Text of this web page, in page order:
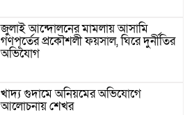
জুলাই আন্দোলনের মামলায় আসামি
গণপূর্তের প্রকৌশলী ফয়সাল, ঘিরে দুর্নীতির
অভিযোগ
খাদ্য গুদামে অনিয়মের অভিযোগে
আলোচনায় শেখর